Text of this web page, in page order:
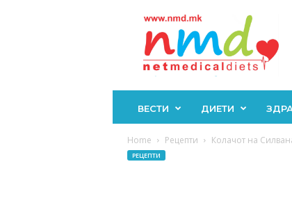
ВЕСТИ ДИЕТИ
Home Рецепти Колачот на
РЕЦЕПТИ